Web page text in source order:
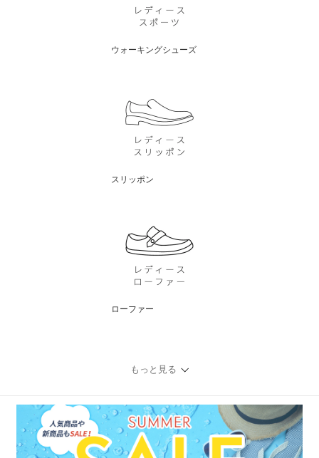
ウォーキングシューズ
スリッポン
ローファー
もっと見る